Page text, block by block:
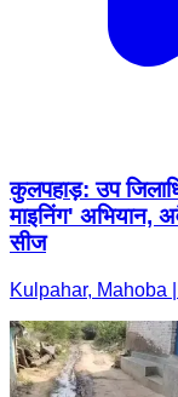
कुलपहाड़: उप
माइनिंग' अभियान,
सीज
Kulpahar, Mahoba